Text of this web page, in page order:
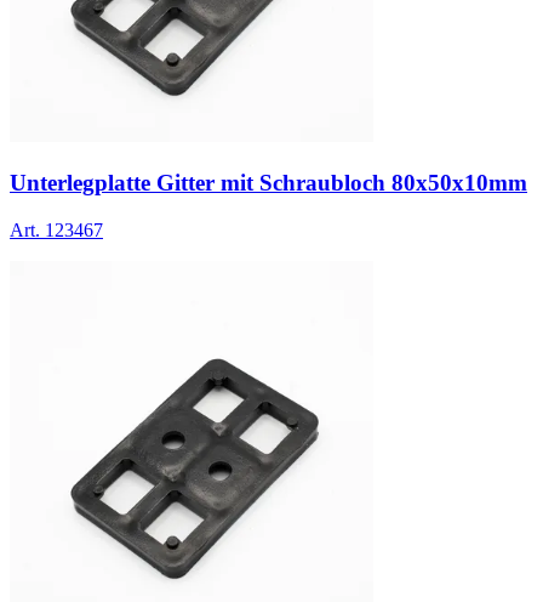
Unterlegplatte Gitter mit Schraubloch 80x50x10mm
Art. 123467